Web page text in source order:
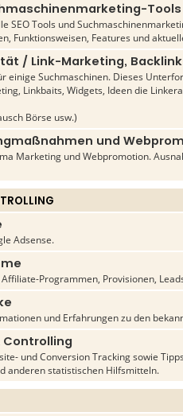
Tools
SEO Tools und
Funktionsweisen, Features und
/ Link-Marketing,
einige Suchmaschinen. Dieses
Linkbaits, Widgets, Ideen die
Börse usw.)
und
Marketing und Webpromotion.
Adsense.
Programmen, Provisionen,
und Erfahrungen zu den
Controlling
und Conversion Tracking sowie
anderen statistischen Hilfsmitteln.